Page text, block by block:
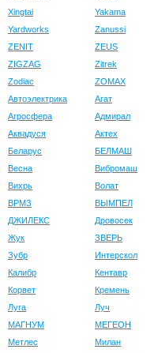
Xingtai
Yakama
Yardworks
Zanussi
ZENIT
ZEUS
ZIGZAG
Zitrek
Zodiac
ZOMAX
Автоэлектрика
Агат
Агросфера
Адмирал
Аквадуся
Актех
Беларус
БЕЛМАШ
Весна
Вибромаш
Вихрь
Волат
ВРМЗ
ВЫМПЕЛ
ДЖИЛЕКС
Дровосек
Жук
ЗВЕРЬ
Зубр
Интерскол
Калибр
Кентавр
Корвет
Кремень
Луга
Луч
МАГНУМ
МЕГЕОН
Метлес
Милан